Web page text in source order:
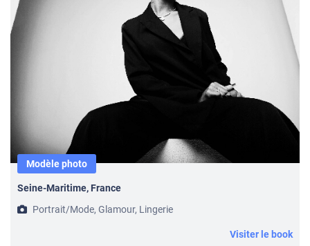
Modèle photo
Seine-Maritime, France
Portrait/Mode, Glamour, Lingerie
Visiter le book